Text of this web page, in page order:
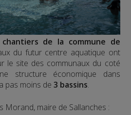
de la commune de
du futur centre aquatique ont
le site des communaux du coté
structure économique dans
pas moins de3 bassins.
Morand, maire de Sallanches :